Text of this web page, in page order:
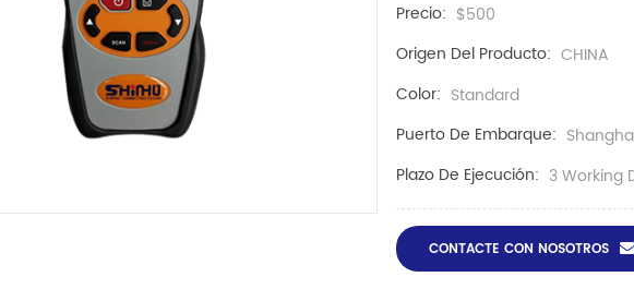
Precio: $500
Origen Del Producto: CHINA
Color: Standard
Puerto De Embarque:
Plazo De Ejecución: 3 Working
CONTACTE CON NOSOTROS